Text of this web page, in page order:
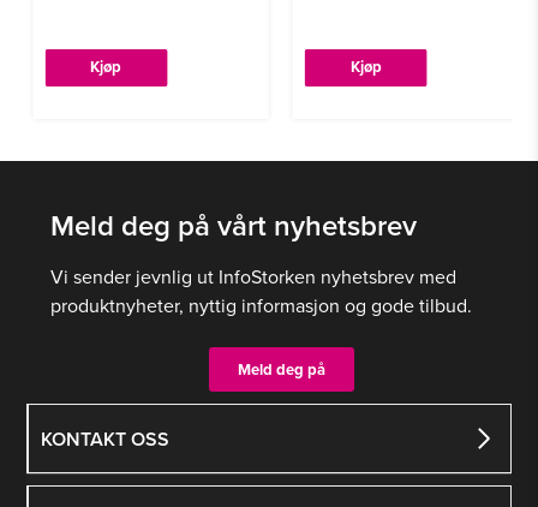
Kjøp Kjøp
KONTAKT OSS
Meld deg på vårt nyhetsbrev
Vi sender jevnlig ut InfoStorken nyhetsbrev med
produktnyheter, nyttig informasjon og gode tilbud.
Meld deg på